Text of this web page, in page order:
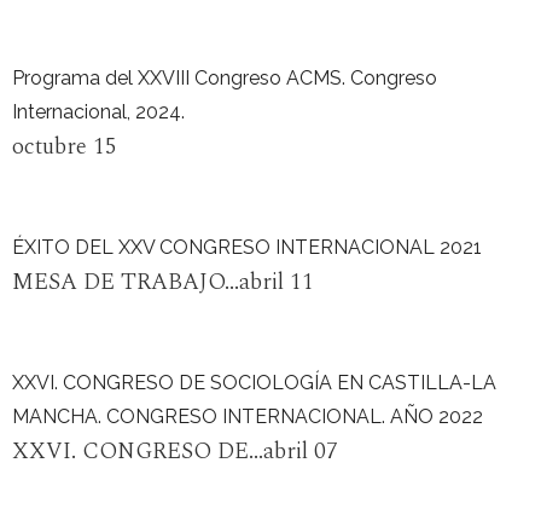
Programa del XXVIII Congreso ACMS. Congreso
Internacional, 2024.
octubre 15
ÉXITO DEL XXV CONGRESO INTERNACIONAL 2021
MESA DE TRABAJO...abril 11
XXVI. CONGRESO DE SOCIOLOGÍA EN CASTILLA-LA
MANCHA. CONGRESO INTERNACIONAL. AÑO 2022
XXVI. CONGRESO DE...abril 07